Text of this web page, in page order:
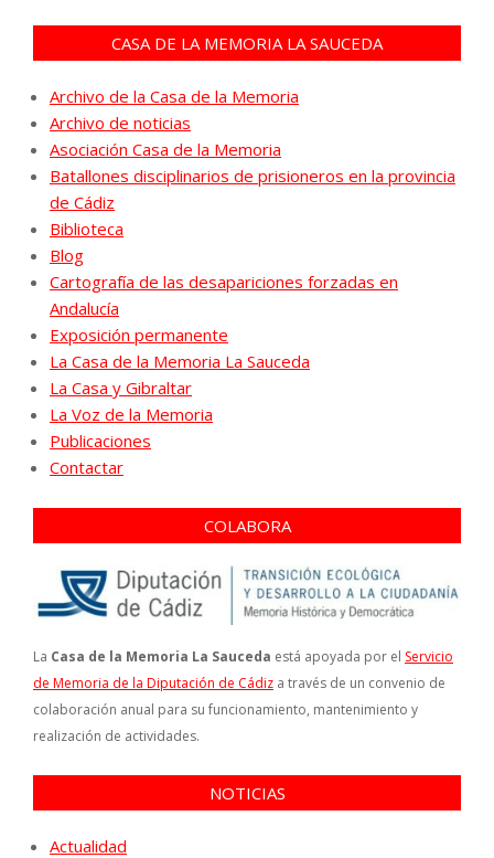
CASA DE LA MEMORIA LA SAUCEDA
Archivo de la Casa de la Memoria
Archivo de noticias
Asociación Casa de la Memoria
Batallones disciplinarios de prisioneros en la provincia
de Cádiz
Biblioteca
Blog
Cartografía de las desapariciones forzadas en
Andalucía
Exposición permanente
La Casa de la Memoria La Sauceda
La Casa y Gibraltar
La Voz de la Memoria
Publicaciones
Contactar
COLABORA
La Casa de la Memoria La Sauceda está apoyada por el Servicio
de Memoria de la Diputación de Cádiz a través de un convenio de
colaboración anual para su funcionamiento, mantenimiento y
realización de actividades.
NOTICIAS
Actualidad